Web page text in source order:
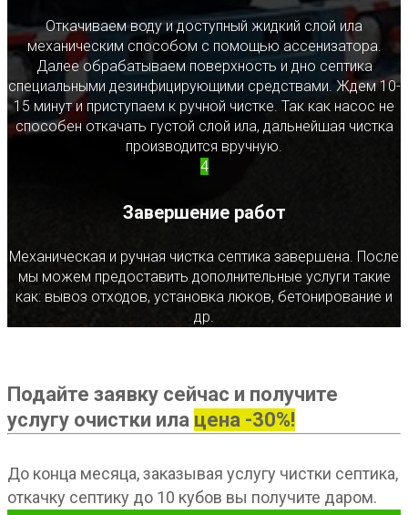
Откачиваем воду и доступный жидкий слой ила
механическим способом с помощью ассенизатора.
Далее обрабатываем поверхность и дно септика
специальными дезинфицирующими средствами. Ждем 10-
15 минут и приступаем к ручной чистке. Так как насос не
способен откачать густой слой ила, дальнейшая чистка
производится вручную.
4
Завершение работ
Механическая и ручная чистка септика завершена. После
мы можем предоставить дополнительные услуги такие
как: вывоз отходов, установка люков, бетонирование и
др.
Подайте заявку сейчас и получите
услугу очистки ила цена -30%!
До конца месяца, заказывая услугу чистки септика,
откачку септику до 10 кубов вы получите даром.